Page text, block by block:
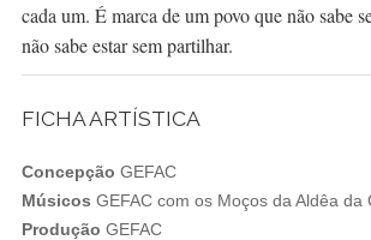
cada um. É marca de um povo que não sabe
não sabe estar sem partilhar.
FICHA ARTÍSTICA
Concepção GEFAC
Músicos GEFAC com os Moços da Aldêa da
Produção GEFAC